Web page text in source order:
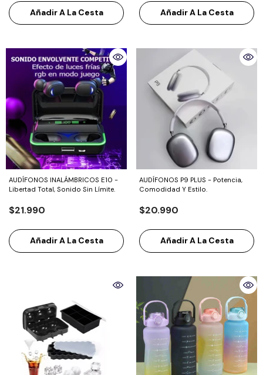
Añadir A La Cesta Añadir A La Cesta
AUDÍFONOS INALÁMBRICOS E10 -
Libertad Total, Sonido Sin Límite.
$21.990
Añadir A La Cesta
AUDÍFONOS P9 PLUS - Potencia,
Comodidad Y Estilo.
$20.990
Añadir A La Cesta